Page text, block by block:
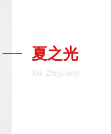
夏之光
Xia Zhiguang